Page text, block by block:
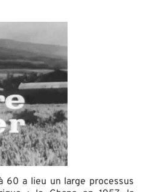
a lieu un large processus